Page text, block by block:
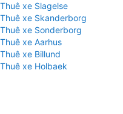
Thuê xe Slagelse
Thuê xe Skanderborg
Thuê xe Sonderborg
Thuê xe Aarhus
Thuê xe Billund
Thuê xe Holbaek